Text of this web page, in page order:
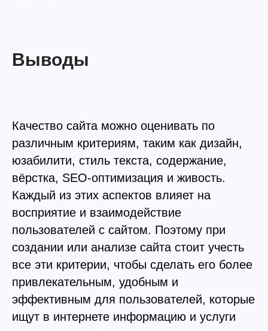
Выводы
Качество сайта можно оценивать по
различным критериям, таким как дизайн,
юзабилити, стиль текста, содержание,
вёрстка, SEO-оптимизация и живость.
Каждый из этих аспектов влияет на
восприятие и взаимодействие
пользователей с сайтом. Поэтому при
создании или анализе сайта стоит учесть
все эти критерии, чтобы сделать его более
привлекательным, удобным и
эффективным для пользователей, которые
ищут в интернете информацию и услуги